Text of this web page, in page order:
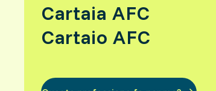
Cartaia AFC
Cartaio AFC